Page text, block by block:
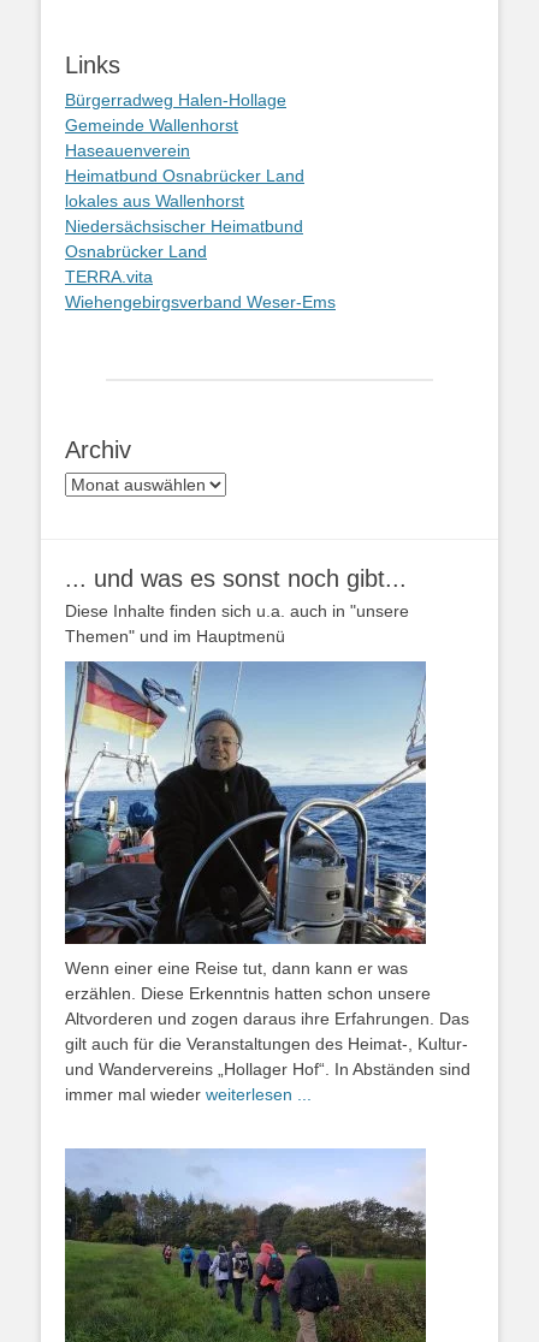
Links
Bürgerradweg Halen-Hollage
Gemeinde Wallenhorst
Haseauenverein
Heimatbund Osnabrücker Land
lokales aus Wallenhorst
Niedersächsischer Heimatbund
Osnabrücker Land
TERRA.vita
Wiehengebirgsverband Weser-Ems
Archiv
Archiv
... und was es sonst noch gibt...
Diese Inhalte finden sich u.a. auch in "unsere
Themen" und im Hauptmenü
Wenn einer eine Reise tut, dann kann er was
erzählen. Diese Erkenntnis hatten schon unsere
Altvorderen und zogen daraus ihre Erfahrungen. Das
gilt auch für die Veranstaltungen des Heimat-, Kultur-
und Wandervereins „Hollager Hof“. In Abständen sind
immer mal wieder weiterlesen ...